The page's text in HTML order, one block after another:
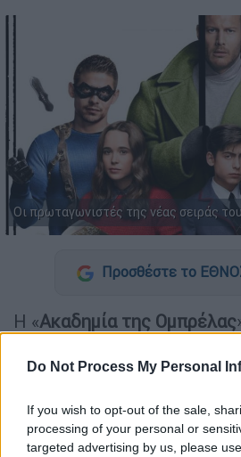
Do Not Process My Personal
If you wish to opt-out of the sale,
processing of your personal or
targeted advertising by us, please
Οι πρωταγωνιστές της νέας σειράς
Προσθέστε το
Η «Ακαδημία της Ομπρέλας
εικονογραφήματα που
Γκαμπριέλ Μπα και
Comics.